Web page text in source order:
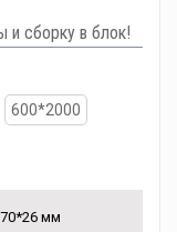
и сборку в блок!
600*2000
мм